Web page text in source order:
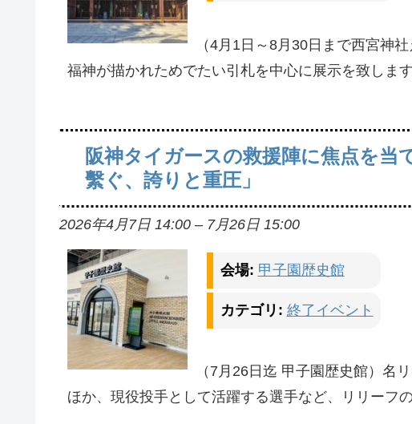
（4月1日～8月30日まで西宮神
福神が描かれためでたい引札を中心に展示を致します
阪神タイガースの救援陣に焦点を当
繫ぐ、誇りと重圧」
2026年4月7日 14:00 – 7月26日 15:00
会場: 甲子園歴史館
カテゴリ: 終了イベント
（7月26日迄 甲子園歴史館）名
ほか、現役投手として活躍する選手など、リリーフ